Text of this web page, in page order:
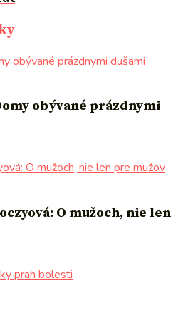
obývané prázdnymi
O mužoch, nie len